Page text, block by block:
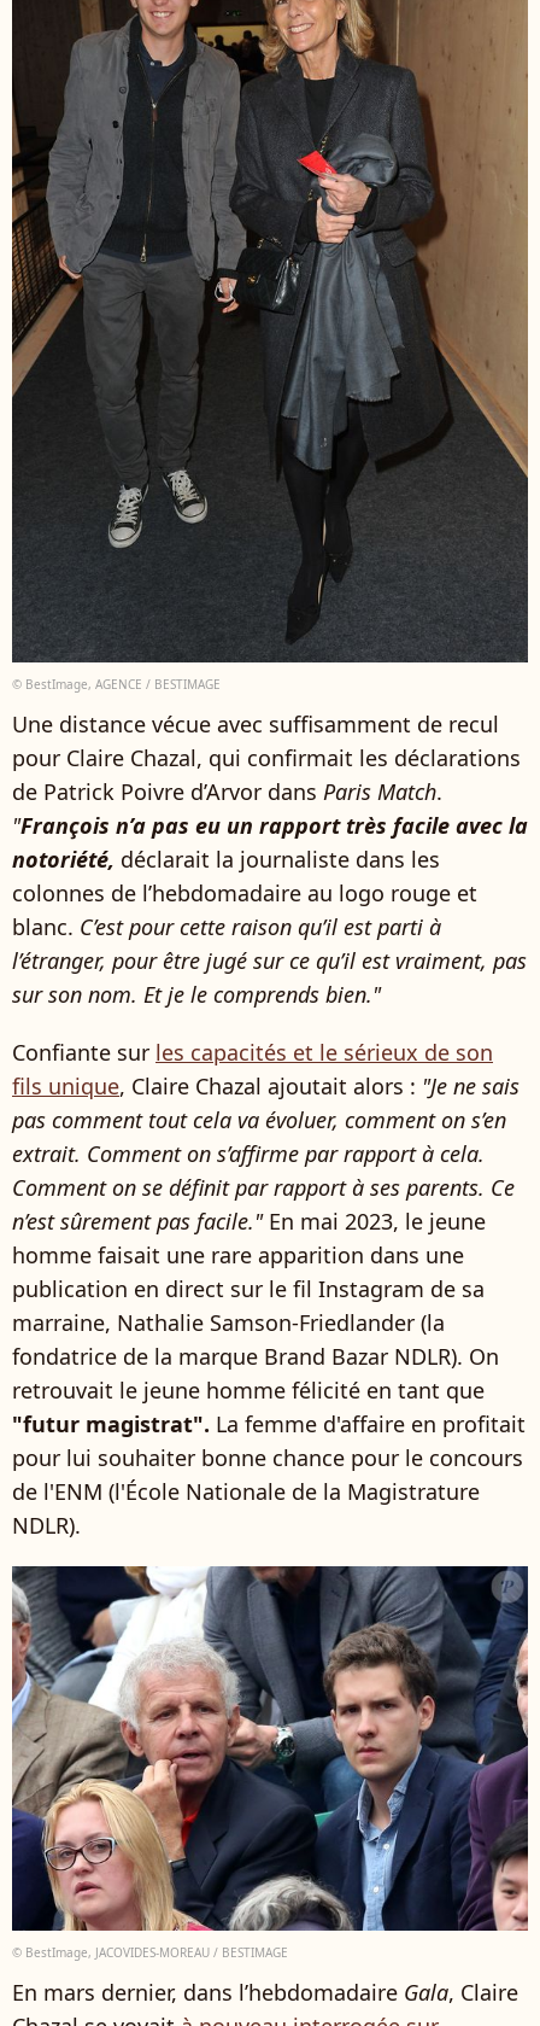
© BestImage, AGENCE / BESTIMAGE
Une distance vécue avec suffisamment de recul
pour Claire Chazal, qui confirmait les déclarations
de Patrick Poivre d’Arvor dans Paris Match.
"François n’a pas eu un rapport très facile avec la
notoriété, déclarait la journaliste dans les
colonnes de l’hebdomadaire au logo rouge et
blanc. C’est pour cette raison qu’il est parti à
l’étranger, pour être jugé sur ce qu’il est vraiment, pas
sur son nom. Et je le comprends bien."
Confiante sur les capacités et le sérieux de son
fils unique, Claire Chazal ajoutait alors : "Je ne sais
pas comment tout cela va évoluer, comment on s’en
extrait. Comment on s’affirme par rapport à cela.
Comment on se définit par rapport à ses parents. Ce
n’est sûrement pas facile." En mai 2023, le jeune
homme faisait une rare apparition dans une
publication en direct sur le fil Instagram de sa
marraine, Nathalie Samson-Friedlander (la
fondatrice de la marque Brand Bazar NDLR). On
retrouvait le jeune homme félicité en tant que
"futur magistrat". La femme d'affaire en profitait
pour lui souhaiter bonne chance pour le concours
de l'ENM (l'École Nationale de la Magistrature
NDLR).
© BestImage, JACOVIDES-MOREAU / BESTIMAGE
En mars dernier, dans l’hebdomadaire Gala, Claire